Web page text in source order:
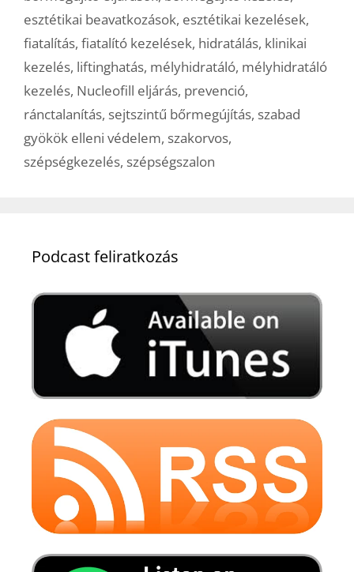
esztétikai beavatkozások, esztétikai kezelések,
fiatalítás, fiatalító kezelések, hidratálás, klinikai
kezelés, liftinghatás, mélyhidratáló, mélyhidratáló
kezelés, Nucleofill eljárás, prevenció,
ránctalanítás, sejtszintű bőrmegújítás, szabad
gyökök elleni védelem, szakorvos,
szépségkezelés, szépségszalon
Podcast feliratkozás